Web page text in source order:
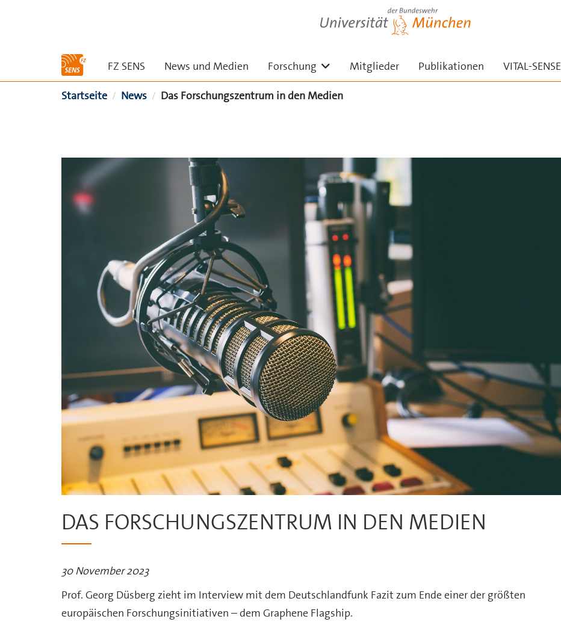
FZ SENS News und Medien Forschung Untermenü ausklappen
Mitglieder Publikationen VITAL-SENSE
Sie sind hier
Startseite News Das Forschungszentrum in den Medien
DAS FORSCHUNGSZENTRUM IN DEN MEDIEN
30 November 2023
Prof. Georg Düsberg zieht im Interview mit dem Deutschlandfunk Fazit zum Ende einer der größten
europäischen Forschungsinitiativen – dem Graphene Flagship.